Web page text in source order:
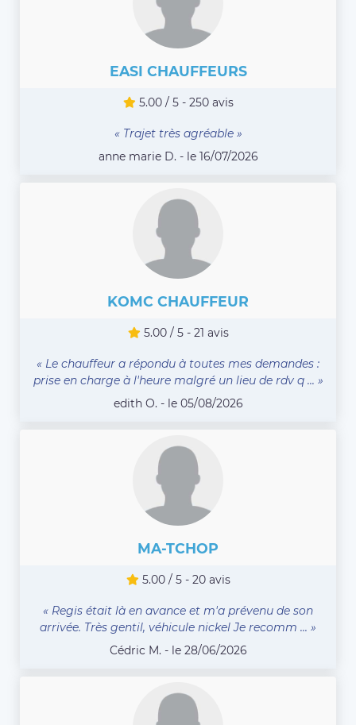
EASI CHAUFFEURS
5.00 / 5 - 250 avis
« Trajet très agréable »
anne marie D. - le 16/07/2026
KOMC CHAUFFEUR
5.00 / 5 - 21 avis
« Le chauffeur a répondu à toutes mes demandes :
prise en charge à l'heure malgré un lieu de rdv q ... »
edith O. - le 05/08/2026
MA-TCHOP
5.00 / 5 - 20 avis
« Regis était là en avance et m'a prévenu de son
arrivée. Très gentil, véhicule nickel Je recomm ... »
Cédric M. - le 28/06/2026